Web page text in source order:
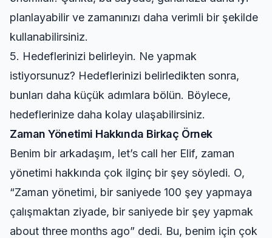
planlayabilir ve zamanınızı daha verimli bir şekilde
kullanabilirsiniz.
5. Hedeflerinizi belirleyin. Ne yapmak
istiyorsunuz? Hedeflerinizi belirledikten sonra,
bunları daha küçük adımlara bölün. Böylece,
hedeflerinize daha kolay ulaşabilirsiniz.
Zaman Yönetimi Hakkında Birkaç Örnek
Benim bir arkadaşım, let’s call her Elif, zaman
yönetimi hakkında çok ilginç bir şey söyledi. O,
“Zaman yönetimi, bir saniyede 100 şey yapmaya
çalışmaktan ziyade, bir saniyede bir şey yapmak
about three months ago” dedi. Bu, benim için çok